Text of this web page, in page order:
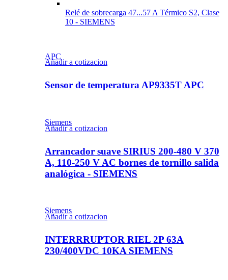
Relé de sobrecarga 47...57 A Térmico S2, Clase
10 - SIEMENS
APC
Añadir a cotizacion
Sensor de temperatura AP9335T APC
Siemens
Añadir a cotizacion
Arrancador suave SIRIUS 200-480 V 370
A, 110-250 V AC bornes de tornillo salida
analógica - SIEMENS
Siemens
Añadir a cotizacion
INTERRRUPTOR RIEL 2P 63A
230/400VDC 10KA SIEMENS